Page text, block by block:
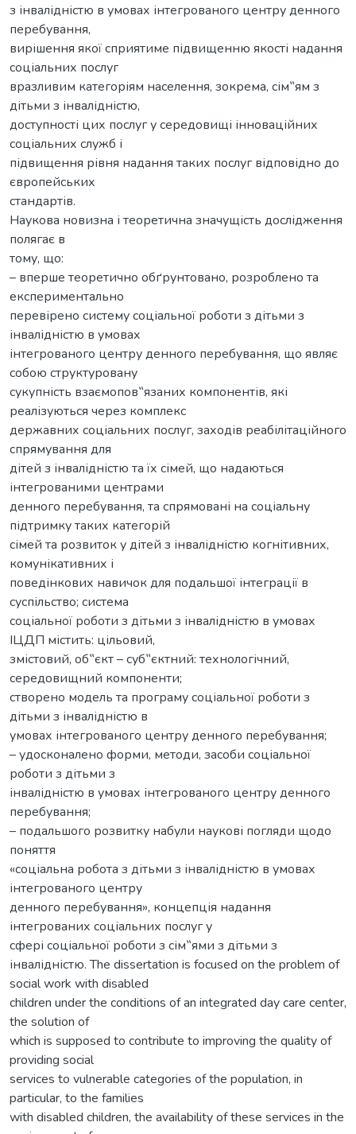
з інвалідністю в умовах інтегрованого центру денного
перебування,
вирішення якої сприятиме підвищенню якості надання
соціальних послуг
вразливим категоріям населення, зокрема, сім‟ям з
дітьми з інвалідністю,
доступності цих послуг у середовищі інноваційних
соціальних служб і
підвищення рівня надання таких послуг відповідно до
європейських
стандартів.
Наукова новизна і теоретична значущість дослідження
полягає в
тому, що:
– вперше теоретично обґрунтовано, розроблено та
експериментально
перевірено систему соціальної роботи з дітьми з
інвалідністю в умовах
інтегрованого центру денного перебування, що являє
собою структуровану
сукупність взаємопов‟язаних компонентів, які
реалізуються через комплекс
державних соціальних послуг, заходів реабілітаційного
спрямування для
дітей з інвалідністю та їх сімей, що надаються
інтегрованими центрами
денного перебування, та спрямовані на соціальну
підтримку таких категорій
сімей та розвиток у дітей з інвалідністю когнітивних,
комунікативних і
поведінкових навичок для подальшої інтеграції в
суспільство; система
соціальної роботи з дітьми з інвалідністю в умовах
ІЦДП містить: цільовий,
змістовий, об‟єкт – суб‟єктний: технологічний,
середовищний компоненти;
створено модель та програму соціальної роботи з
дітьми з інвалідністю в
умовах інтегрованого центру денного перебування;
– удосконалено форми, методи, засоби соціальної
роботи з дітьми з
інвалідністю в умовах інтегрованого центру денного
перебування;
– подальшого розвитку набули наукові погляди щодо
поняття
«соціальна робота з дітьми з інвалідністю в умовах
інтегрованого центру
денного перебування», концепція надання
інтегрованих соціальних послуг у
сфері соціальної роботи з сім‟ями з дітьми з
інвалідністю. The dissertation is focused on the problem of
social work with disabled
children under the conditions of an integrated day care center,
the solution of
which is supposed to contribute to improving the quality of
providing social
services to vulnerable categories of the population, in
particular, to the families
with disabled children, the availability of these services in the